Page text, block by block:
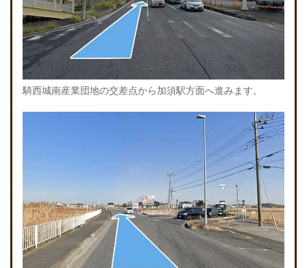
騎西城南産業団地の交差点から加須駅方面へ進みます。